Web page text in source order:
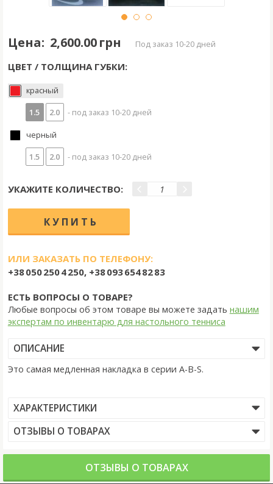
Цена: 2,600.00 грн под заказ 10-20 дней
ЦВЕТ / ТОЛЩИНА ГУБКИ:
красный
1.5
2.0 - под заказ 10-20 дней
черный
1.5
2.0 - под заказ 10-20 дней
УКАЖИТЕ КОЛИЧЕСТВО:
ИЛИ ЗАКАЗАТЬ ПО ТЕЛЕФОНУ:
+38 050 250 4 250, +38 093 654 82 83
ЕСТЬ ВОПРОСЫ О ТОВАРЕ?
Любые вопросы об этом товаре вы можете задать нашим
экспертам по инвентарю для настольного тенниса
ОПИСАНИЕ
Это самая медленная накладка в серии A-B-S.
ХАРАКТЕРИСТИКИ
ОТЗЫВЫ О ТОВАРАХ
ОТЗЫВЫ О ТОВАРАХ